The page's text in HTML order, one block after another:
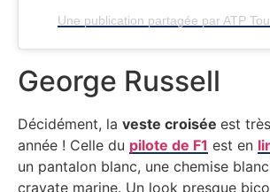
Une publication partagée par ATP
George Russell
Décidément, la veste croisée est
année ! Celle du pilote de F1 est en
un pantalon blanc, une chemise
cravate marine. Un look presque